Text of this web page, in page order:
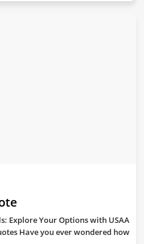
Explore Your Options with USAA
Have you ever wondered how…